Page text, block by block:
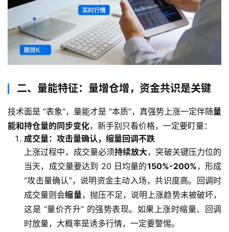
二、量能特征：量增仓增，资金共识是关键
技术面是 “表象”，量能才是 “本质”，真强势上涨一定伴随量
能和持仓量的同步变化，新手别只看价格，一定要盯量：
成交量：攻击量确认，缩量回调不跌
上涨过程中，成交量必须持续放大，突破关键压力位的
当天，成交量要达到 20 日均量的150%-200%，形成
“攻击量确认”，说明资金主动入场，共识度高。回调时
成交量则会缩量，抛压不足，说明上涨趋势未被破坏，
这是 “量价齐升” 的强势表现。如果上涨时缩量、回调
时放量，大概率是诱多行情，一定要警惕。